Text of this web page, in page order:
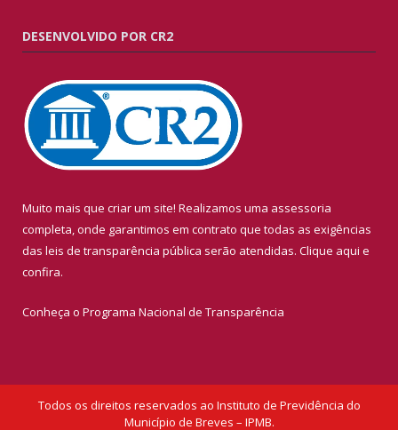
DESENVOLVIDO POR CR2
Muito mais que criar um site! Realizamos uma assessoria
completa, onde garantimos em contrato que todas as exigências
das leis de transparência pública serão atendidas. Clique aqui e
confira.
Conheça o Programa Nacional de Transparência
Todos os direitos reservados ao Instituto de Previdência do
Município de Breves – IPMB.